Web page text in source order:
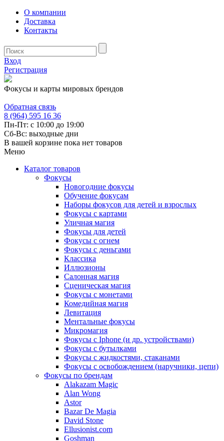
О компании
Доставка
Контакты
Вход
Регистрация
Фокусы и карты мировых брендов
Обратная связь
8 (964) 595 16 36
Пн-Пт: с 10:00 до 19:00
Сб-Вс: выходные дни
В вашей корзине пока нет товаров
Меню
Каталог товаров
Фокусы
Новогодние фокусы
Обучение фокусам
Наборы фокусов для детей и взрослых
Фокусы с картами
Уличная магия
Фокусы для детей
Фокусы с огнем
Фокусы с деньгами
Классика
Иллюзионы
Салонная магия
Сценическая магия
Фокусы с монетами
Комедийная магия
Левитация
Ментальные фокусы
Микромагия
Фокусы с Iphone (и др. устройствами)
Фокусы с бутылками
Фокусы с жидкостями, стаканами
Фокусы с освобождением (наручники, цепи)
Фокусы по брендам
Alakazam Magic
Alan Wong
Astor
Bazar De Magia
David Stone
Ellusionist.com
Goshman